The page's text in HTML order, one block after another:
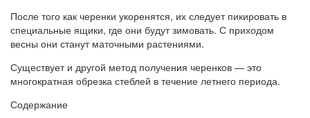
После того как черенки укоренятся, их следует пикировать в
специальные ящики, где они будут зимовать. С приходом
весны они станут маточными растениями.
Существует и другой метод получения черенков — это
многократная обрезка стеблей в течение летнего периода.
Содержание